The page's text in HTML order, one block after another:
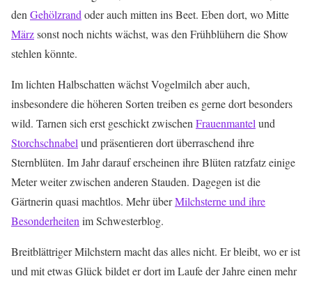
den Gehölzrand oder auch mitten ins Beet. Eben dort, wo Mitte
Märzsonst noch nichts wächst, was den Frühblühern die Show
stehlen könnte.
Im lichten Halbschatten wächst Vogelmilch aber auch,
insbesondere die höheren Sorten treiben es gerne dort besonders
wild. Tarnen sich erst geschickt zwischen Frauenmantel und
Storchschnabel und präsentieren dort überraschend ihre
Sternblüten. Im Jahr darauf erscheinen ihre Blüten ratzfatz einige
Meter weiter zwischen anderen Stauden. Dagegen ist die
Gärtnerin quasi machtlos. Mehr überMilchsterne und ihre
Besonderheiten im Schwesterblog.
Breitblättriger Milchstern macht das alles nicht. Er bleibt, wo er ist
und mit etwas Glück bildet er dort im Laufe der Jahre einen mehr